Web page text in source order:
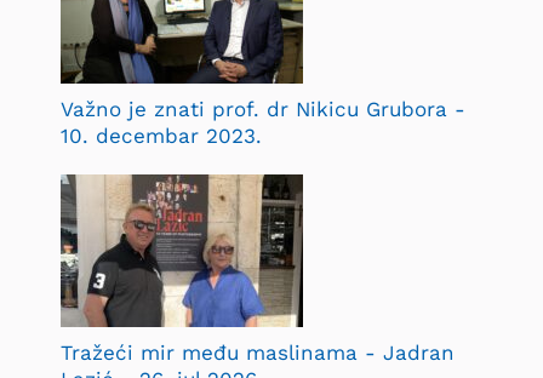
Važno je znati prof. dr Nikicu Grubora -
10. decembar 2023.
Tražeći mir među maslinama - Jadran